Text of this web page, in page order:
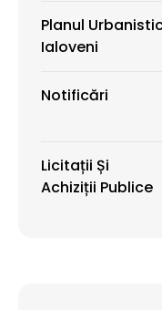
Planul
Ialoveni
Notificări
Licitații Și
Achiziții Publice